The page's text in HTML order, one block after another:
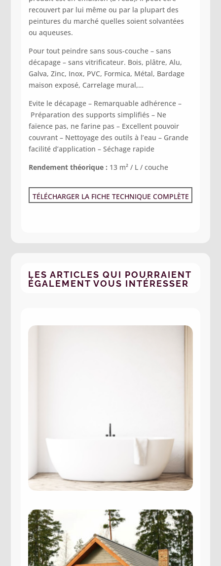
recouvert par lui même ou par la plupart des
peintures du marché quelles soient solvantées
ou aqueuses.
Pour tout peindre sans sous-couche – sans
décapage – sans vitrificateur. Bois, plâtre, Alu,
Galva, Zinc, Inox, PVC, Formica, Métal, Bardage
maison exposé, Carrelage mural,…
Evite le décapage – Remarquable adhérence –
Préparation des supports simplifiés – Ne
faïence pas, ne farine pas – Excellent pouvoir
couvrant – Nettoyage des outils à l’eau – Grande
facilité d’application – Séchage rapide
Rendement théorique : 13 m² / L / couche
TÉLÉCHARGER LA FICHE TECHNIQUE COMPLÈTE
LES ARTICLES QUI POURRAIENT
ÉGALEMENT VOUS INTÉRESSER